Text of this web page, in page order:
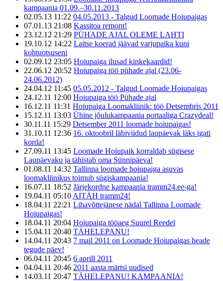
kampaania 01.09.–30.11.2013
02.05.13 11:22 04.05.2013 - Talgud Loomade Hoiupaigas
07.01.13 21:08 Kassitoa remont!
23.12.12 21:29 PÜHADE AJAL OLEME LAHTI
19.10.12 14:22 Laitse koerad jäävad varjupaika kuni
kohtuotsuseni
02.09.12 23:05 Hoiupaiga ilusad kinkekaardid!
22.06.12 20:52 Hoiupaiga töö pühade ajal (23.06-
24.06.2012)
24.04.12 11:45 05.05.2012 - Talgud Loomade Hoiupaigas
24.12.11 12:00 Hoiupaiga töö Pühade ajal
16.12.11 11:31 Hoiupaiga Loomakliinik: töö Detsembris 2011
15.12.11 13:03 Ühine jõulukampaania portaaliga Crazydeal!
30.11.11 15:29 Detsember 2011 loomade hoiupaigas!
31.10.11 12:36 16. oktoobril läbiviidud laupäevak läks igati
korda!
27.09.11 13:45 Loomade Hoiupaik korraldab sügisese
Laupäevaku ja tähistab oma Sünnipäeva!
01.08.11 14:32 Tallinna loomade hoiupaiga asuvas
loomakliinikus toimub sügiskampaania!
16.07.11 18:52 Järjekordne kampaania tramm24.ee-ga!
19.04.11 05:10 AITÄH tramm24!
18.04.11 22:21 Lihavõttejänese nädal Tallinna Loomade
Hoiupaigas!
18.04.11 20:04 Hoiupaiga tööaeg Suurel Reedel
15.04.11 20:40 TÄHELEPANU!
14.04.11 20:43 7 mail 2011 on Loomade Hoiupaigas heade
tegude päev!
06.04.11 20:45 6 aprill 2011
04.04.11 20:46 2011 aasta märtsi uudised
14.03.11 20:47 TÄHELEPANU! KAMPAANIA!